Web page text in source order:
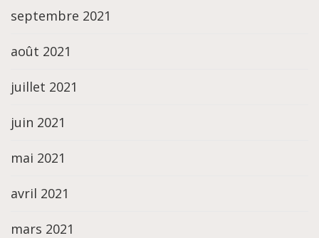
septembre 2021
août 2021
juillet 2021
juin 2021
mai 2021
avril 2021
mars 2021